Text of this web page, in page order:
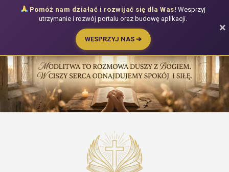
do
treści
Pomóż nam działać i rozwijać się dla Was! Wesprzyj
utrzymanie i rozwój portalu oraz budowę aplikacji.
WESPRZYJ NAS ➔
×